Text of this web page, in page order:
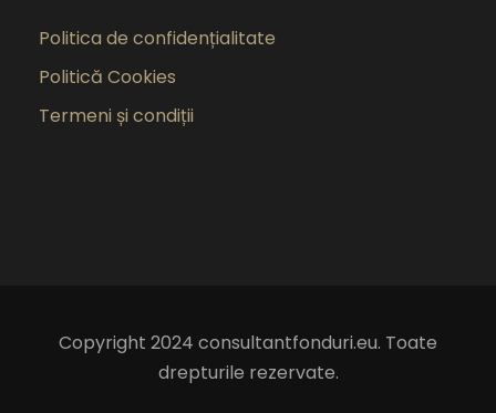
Politica de confidențialitate
Politică Cookies
Termeni și condiții
Copyright 2024 consultantfonduri.eu. Toate
drepturile rezervate.